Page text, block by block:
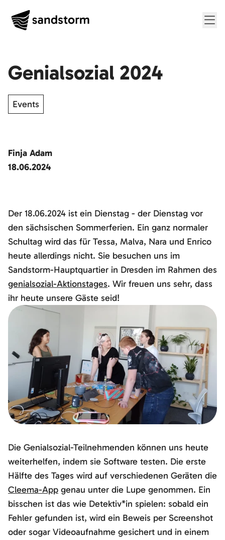
Genialsozial 2024
Events
Finja Adam
18.06.2024
Der 18.06.2024 ist ein Dienstag - der Dienstag vor
den sächsischen Sommerferien. Ein ganz normaler
Schultag wird das für Tessa, Malva, Nara und Enrico
heute allerdings nicht. Sie besuchen uns im
Sandstorm-Hauptquartier in Dresden im Rahmen des
genialsozial-Aktionstages. Wir freuen uns sehr, dass
ihr heute unsere Gäste seid!
Die Genialsozial-Teilnehmenden können uns heute
weiterhelfen, indem sie Software testen. Die erste
Hälfte des Tages wird auf verschiedenen Geräten die
Cleema-App genau unter die Lupe genommen. Ein
bisschen ist das wie Detektiv*in spielen: sobald ein
Fehler gefunden ist, wird ein Beweis per Screenshot
oder sogar Videoaufnahme gesichert und in einem